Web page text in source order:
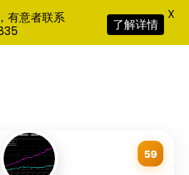
59
有意者联系
了解详情
X